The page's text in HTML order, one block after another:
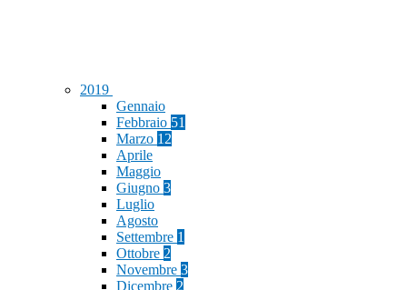
2019
Gennaio
Febbraio 51
Marzo 12
Aprile
Maggio
Giugno 3
Luglio
Agosto
Settembre 1
Ottobre 2
Novembre 3
Dicembre 2